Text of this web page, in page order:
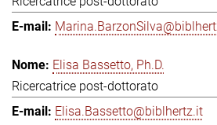
Elisa Bassetto, Ph.D.
Ricercatrice post-dottorato
Elisa.Bassetto@biblhertz.it